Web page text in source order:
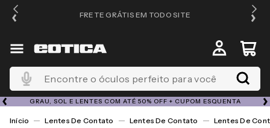
FRETE GRÁTIS EM TODO SITE
Encontre o óculos perfeito para você
GRAU, SOL E LENTES COM ATÉ 50% OFF + CUPOM ESQUENTA
Lentes De Contato Lentes De Contato Lentes De